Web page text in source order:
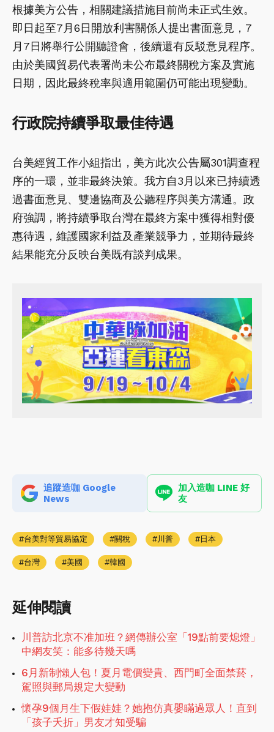
根據美方公告，相關建議措施目前尚未正式生效。
即日起至7月6日開放利害關係人提出書面意見，7
月7日將舉行公開聽證會，後續還有反駁意見程序。
由於美國貿易代表署尚未公布最終關稅方案及實施
日期，因此最終稅率與適用範圍仍可能出現變動。
行政院持續爭取最佳待遇
台美經貿工作小組指出，美方此次公告屬301調查程
序的一環，並非最終決策。我方自3月以來已持續透
過書面意見、雙邊協商及公聽程序與美方溝通。政
府強調，將持續爭取台灣在最終方案中獲得相對優
惠待遇，維護國家利益及產業競爭力，並期待最終
結果能充分反映台美既有談判成果。
追蹤造咖 Google
News
加入造咖 LINE 好
友
台美對等貿易協定 關稅 川普 日本
台灣 美國 韓國
延伸閱讀
川普訪北京不准加班？網傳辦公室「19點前要熄燈」
中網友笑：能多待幾天嗎
6月新制懶人包！夏月電價變貴、西門町全面禁菸，
駕照與郵局規定大變動
懷孕9個月生下假娃娃？她抱仿真嬰瞞過眾人！直到
「孩子夭折」男友才知受騙